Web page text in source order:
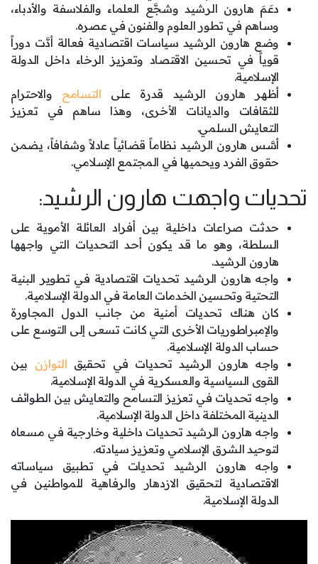
دعَمَ هارون الرشيد وشجَّع العلماء والفلاسفة والأدباء،
وساهم في تطور العلوم والفنون في عصره.
وضع هارون الرشيد سياسات اقتصادية فعالة أدَّت دوراً
قوياً في تحسين الاقتصاد وتعزيز الرخاء داخل الدولة
الإسلامية.
أظهر هارون الرشيد قدرة على التسامح والاحترام
للثقافات والديانات الأخرى، وهذا ساهم في تعزيز
التعايش السلمي.
أسَّس هارون الرشيد نظاماً قضائياً عادلاً وشفافاً، يضمن
حقوق الفرد ويحميها في المجتمع الإسلامي.
تحديات واجهت هارون الرشيد:
حدثت صراعات داخلية بين أفراد العائلة الأموية على
السلطة، وهو ما قد يكون أحد التحديات التي واجهها
هارون الرشيد.
واجه هارون الرشيد تحديات اقتصادية في تطوير البنية
التحتية وتحسين الخدمات العامة في الدولة الإسلامية.
كان هناك تحديات أمنية من جانب الدول المجاورة
والإمبراطوريات الأخرى التي كانت تسعى إلى التوسع على
حساب الدولة الإسلامية.
واجه هارون الرشيد تحديات في تحقيق التوازن بين
القوى السياسية والعسكرية في الدولة الإسلامية.
واجه تحديات في تعزيز التسامح والتعايش بين الطوائف
الدينية المختلفة داخل الدولة الإسلامية.
واجه هارون الرشيد تحديات داخلية وخارجية في مسعاه
لتوحيد الشرق الإسلامي وتعزيز سيادته.
واجه هارون الرشيد تحديات في تطبيق سياساته
الاقتصادية لتحقيق الازدهار والرفاهية للمواطنين في
الدولة الإسلامية.